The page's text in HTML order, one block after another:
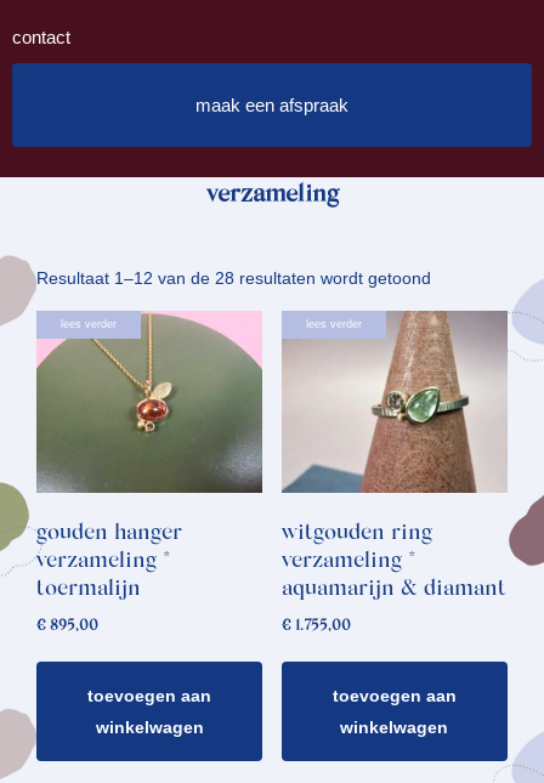
contact
maak een afspraak
verzameling
Resultaat 1–12 van de 28 resultaten wordt getoond
op
nieuwste
lees verder
gouden hanger
verzameling *
toermalijn
€ 895,00
toevoegen aan
winkelwagen
lees verder
witgouden ring
verzameling *
aquamarijn & diamant
€1.755,00
toevoegen aan
winkelwagen